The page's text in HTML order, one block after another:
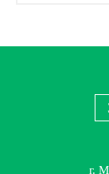
г.